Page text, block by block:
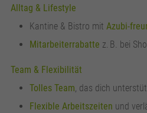
Alltag & Lifestyle
Kantine & Bistro mitAzubi-
Mitarbeiterrabatte z. B. bei
Team & Flexibilität
Tolles Team, das dich
Flexible Arbeitszeiten und